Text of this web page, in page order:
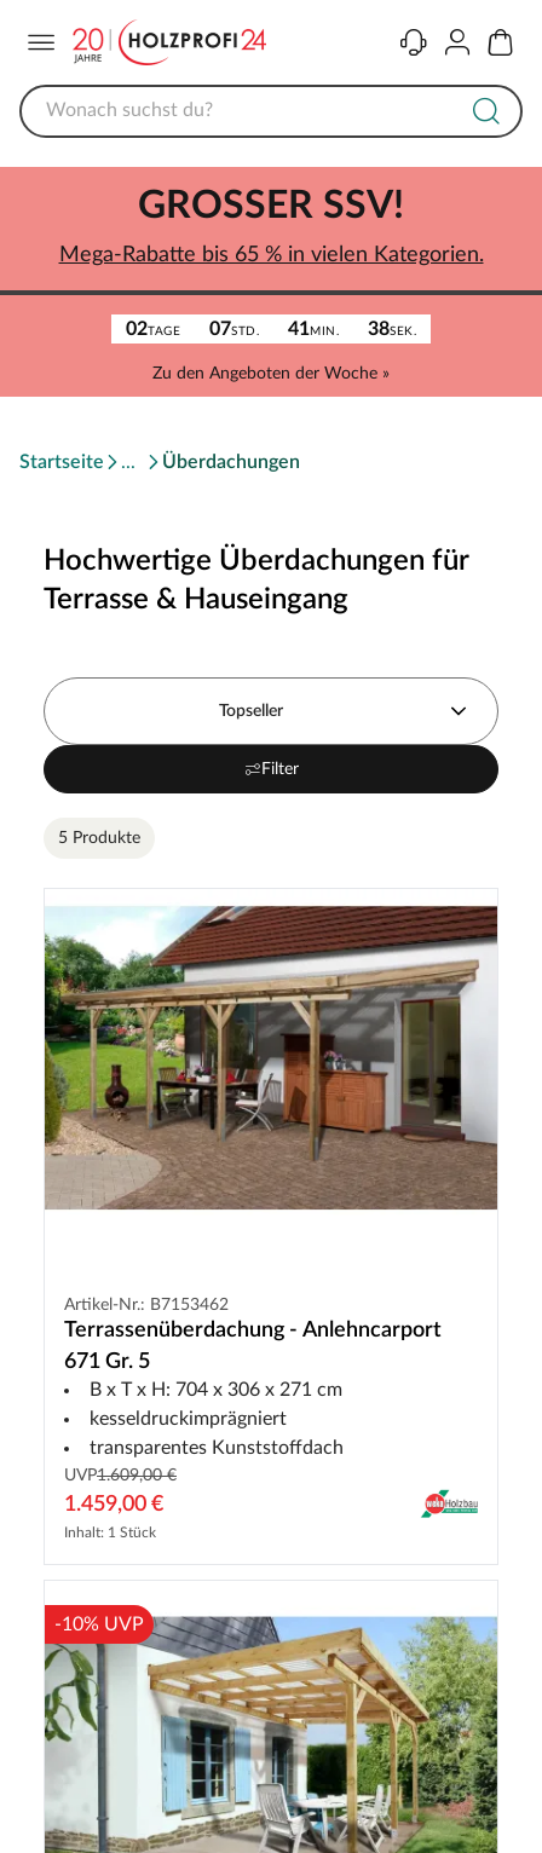
KontaktKonto
02TAGE 07STD. 41MIN. 38SEK.
Zu den Angeboten der Woche »
GROSSER SSV!
Mega-Rabatte bis 65 % in vielen Kategorien.
Startseite Überdachungen
Hochwertige Überdachungen für
Terrasse & Hauseingang
Topseller
Filter
5 Produkte
Artikel-Nr.: B7153462
Terrassenüberdachung - Anlehncarport
671 Gr. 5
B x T x H: 704 x 306 x 271 cm
kesseldruckimprägniert
transparentes Kunststoffdach
UVP1.609,00 €
1.459,00 €
Inhalt: 1 Stück
-10% UVP